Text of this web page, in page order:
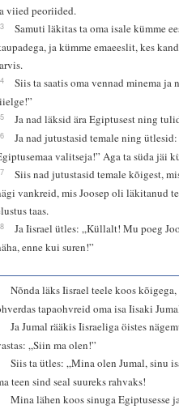
viied peoriided.
Samuti läkitas ta oma isale kümme
ja kümme emaeeslit, kes
Siis ta saatis oma vennad minema ja
Ja nad läksid ära Egiptusest ning
Ja nad jutustasid temale ning
valitseja!” Aga ta süda jäi
Siis nad jutustasid temale kõigest,
vankreid, mis Joosep oli läkitanud
taas.
Ja Iisrael ütles: „Küllalt! Mu poeg
enne kui suren!”
Nõnda läks Iisrael teele koos
tapaohvreid oma isa Iisaki
Ja Jumal rääkis Iisraeliga öistes
„Siin ma olen!”
Siis ta ütles: „Mina olen Jumal, sinu
teen sind seal suureks rahvaks!
Mina lähen koos sinuga Egiptusesse